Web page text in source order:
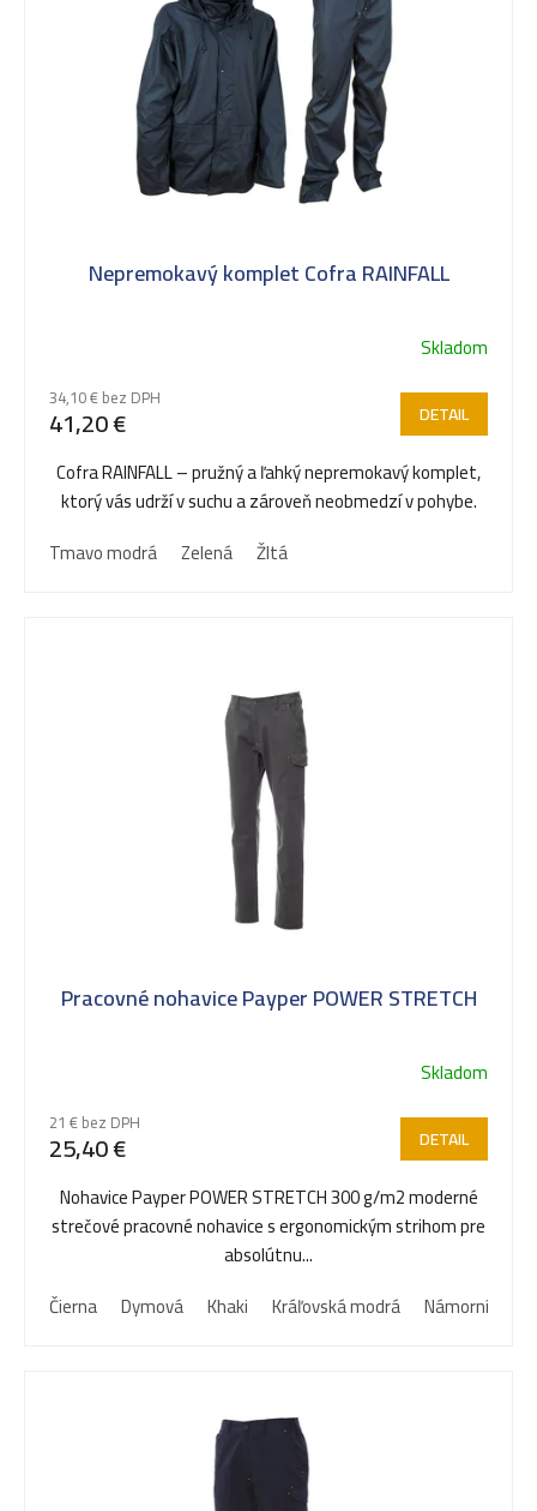
Nepremokavý komplet Cofra RAINFALL
Skladom
34,10 € bez DPH
41,20 € DETAIL
Cofra RAINFALL – pružný a ľahký nepremokavý komplet,
ktorý vás udrží v suchu a zároveň neobmedzí v pohybe.
Tmavo modrá
Zelená Žltá
Pracovné nohavice Payper POWER STRETCH
Skladom
21 € bez DPH
25,40 € DETAIL
Nohavice Payper POWER STRETCH 300 g/m2 moderné
strečové pracovné nohavice s ergonomickým strihom pre
absolútnu...
Čierna
Dymová Khaki Kráľovská modrá Námornícka